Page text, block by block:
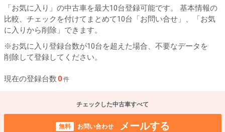
「お気に入り」の中古車を最大10台登録可能です。 基本情報の
比較、チェックを付けてまとめて10台「お問い合せ」、「お気
に入りから削除」できます。
※お気に入り登録台数が10台を超えた場合、不要なデータを
削除して登録してください。
現在の登録台数 0 件
チェックした中古車すべて
無料 お問い合わせ メールする